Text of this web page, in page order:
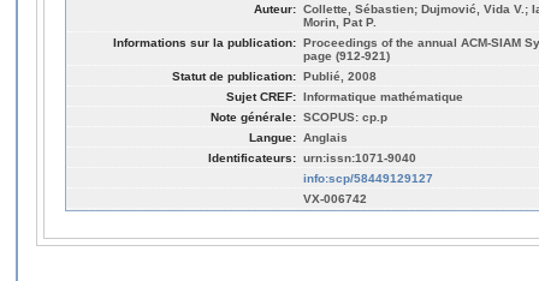
Auteur: Collette, Sébastien; Dujmović, Vida V.;
Morin, Pat P.
Informations sur la publication: Proceedings of the annual ACM-SIAM
page (912-921)
Statut de publication: Publié, 2008
Sujet CREF: Informatique mathématique
Note générale: SCOPUS: cp.p
Langue: Anglais
Identificateurs: urn:issn:1071-9040
info:scp/58449129127
VX-006742